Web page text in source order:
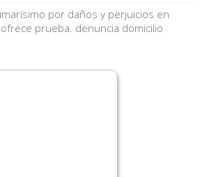
por daños y perjuicios en
prueba. denuncia domicilio